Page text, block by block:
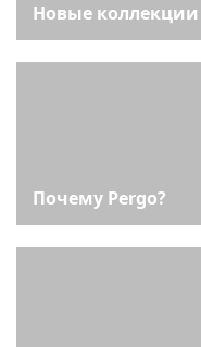
Новые коллекции
Почему Pergo?